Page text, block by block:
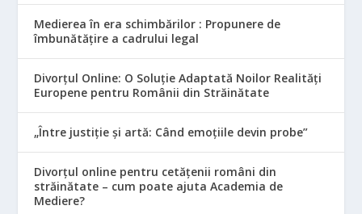
Medierea în era schimbărilor : Propunere de
îmbunătățire a cadrului legal
Divorțul Online: O Soluție Adaptată Noilor Realități
Europene pentru Românii din Străinătate
„Între justiție și artă: Când emoțiile devin probe”
Divorțul online pentru cetățenii români din
străinătate – cum poate ajuta Academia de
Mediere?